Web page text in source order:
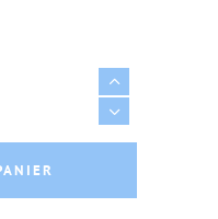
BIO 215g - PHILIA